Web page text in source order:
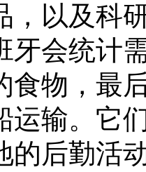
，以及科
牙会统计
食物，最
运输。它
的后勤活